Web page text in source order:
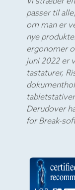
passer til
om man er
nye
ergonomer
juni 2022 er
tastaturer,
Derudover
for Break-